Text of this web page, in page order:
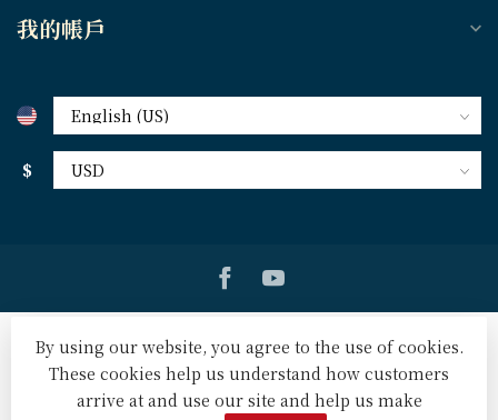
我的帳戶
$
© Copyright 2026 天道北美網路書房 U.S. Tien Dao Books
By using our website, you agree to the use of cookies.
These cookies help us understand how customers
arrive at and use our site and help us make